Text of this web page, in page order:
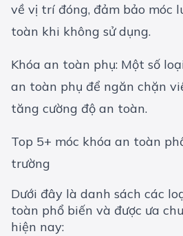
về vị trí đóng, đảm bảo móc
toàn khi không sử dụng.
Khóa an toàn phụ: Một số
an toàn phụ để ngăn chặn
tăng cường độ an toàn.
Top 5+ móc khóa an toàn
trường
Dưới đây là danh sách các
toàn phổ biến và được ưa
hiện nay: